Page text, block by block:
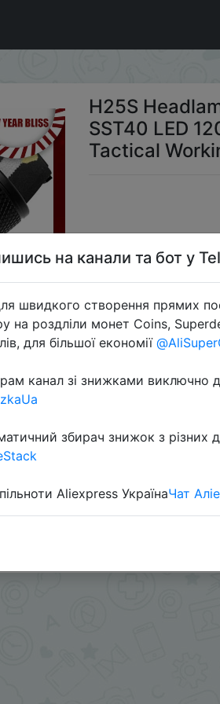
SST40 LED 1200lm USB
H25S
SST40 LED
Tactical
на канали та бот у
швидкого створення прямих
на роздліли монет Coins,
для більшої економії
канал зі знижками виключно
збирач знижок з різних
Aliexpress УкраїнаЧат